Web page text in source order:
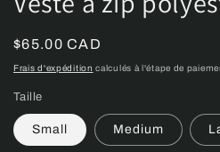
Prix
habituel
$65.00 CAD
Frais d'expédition calculés à l'étape de
Taille
Small Medium